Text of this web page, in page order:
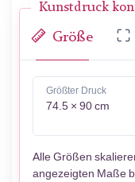
Kunstdruck
Größe
Größter Druck
74.5 × 90 cm
Alle Größen
angezeigten Maße